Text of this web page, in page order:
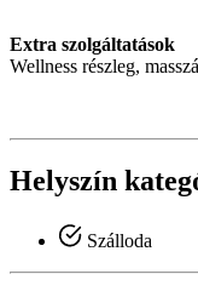
Extra szolgáltatások
Wellness részleg,
Helyszín
Szálloda